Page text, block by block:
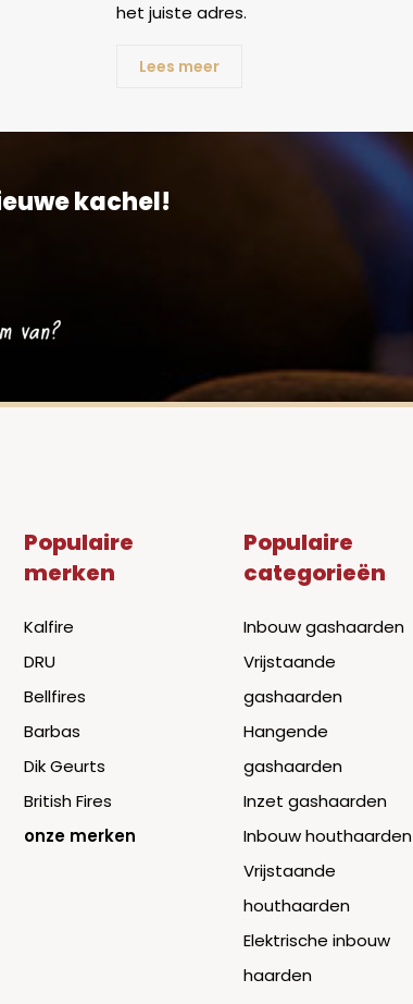
het juiste adres.
Lees meer
kachel!
Populaire
merken
Kalfire
DRU
Bellfires
Barbas
Dik Geurts
British Fires
onze merken
Populaire
categorieën
Inbouw gashaarden
Vrijstaande
gashaarden
Hangende
gashaarden
Inzet gashaarden
Inbouw houthaarden
Vrijstaande
houthaarden
Elektrische inbouw
haarden